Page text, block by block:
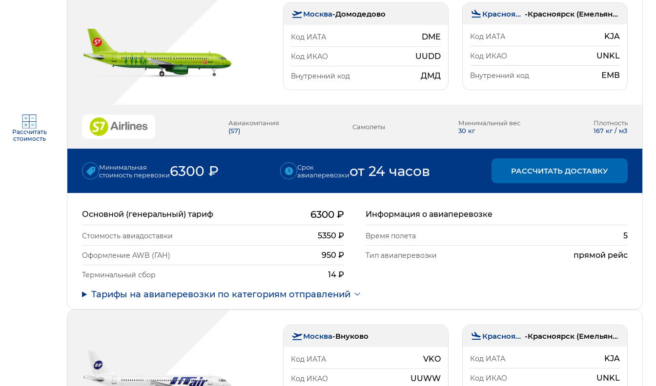
Рассчитать
стоимость
Москва-Домодедово
Код ИАТА DME
Код ИКАО UUDD
Внутренний код ДМД
Красноярск - Красноярск (Емельяново)
Код ИАТА KJA
Код ИКАО UNKL
Внутренний код ЕМВ
Авиакомпания
(S7) Самолеты
Минимальный вес
30 кг
Плотность
167 кг / м3
Минимальная
стоимость перевозки6300 ₽
Срок
авиаперевозкиот 24 часов РАССЧИТАТЬ ДОСТАВКУ
Основной (генеральный) тариф 6300₽
Стоимость авиадоставки 5350 ₽
Оформление AWB (ГАН) 950 ₽
Терминальный сбор 14₽
Информация о авиаперевозке
Время полета 5
Тип авиаперевозки прямой рейс
Тарифы на авиаперевозки по категориям отправлений
Москва-Внуково
Код ИАТА VKO
Код ИКАО UUWW
Красноярск - Красноярск (Емельяново)
Код ИАТА KJA
Код ИКАО UNKL